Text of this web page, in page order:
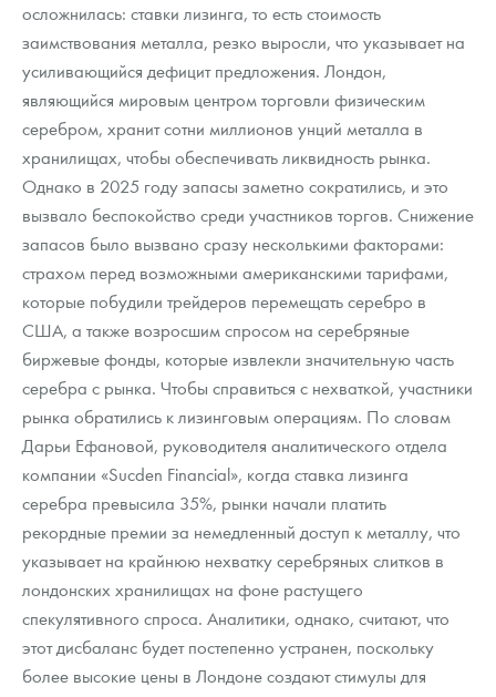
осложнилась: ставки лизинга, то есть стоимость
заимствования металла, резко выросли, что указывает на
усиливающийся дефицит предложения. Лондон,
являющийся мировым центром торговли физическим
серебром, хранит сотни миллионов унций металла в
хранилищах, чтобы обеспечивать ликвидность рынка.
Однако в 2025 году запасы заметно сократились, и это
вызвало беспокойство среди участников торгов. Снижение
запасов было вызвано сразу несколькими факторами:
страхом перед возможными американскими тарифами,
которые побудили трейдеров перемещать серебро в
США, а также возросшим спросом на серебряные
биржевые фонды, которые извлекли значительную часть
серебра с рынка. Чтобы справиться с нехваткой, участники
рынка обратились к лизинговым операциям. По словам
Дарьи Ефановой, руководителя аналитического отдела
компании «Sucden Financial», когда ставка лизинга
серебра превысила 35%, рынки начали платить
рекордные премии за немедленный доступ к металлу, что
указывает на крайнюю нехватку серебряных слитков в
лондонских хранилищах на фоне растущего
спекулятивного спроса. Аналитики, однако, считают, что
этот дисбаланс будет постепенно устранен, поскольку
более высокие цены в Лондоне создают стимулы для